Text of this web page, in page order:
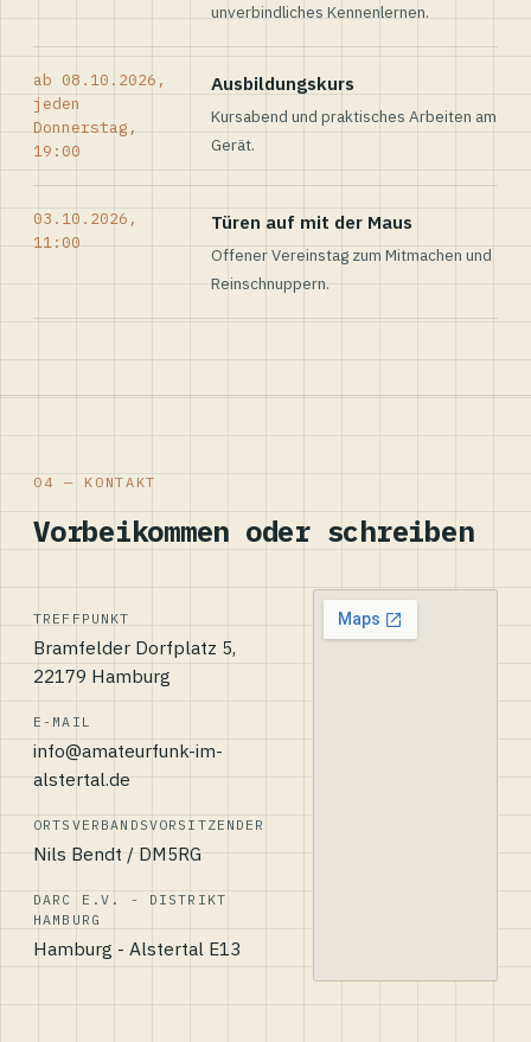
unverbindliches Kennenlernen.
ab 08.10.2026,
jeden
Donnerstag,
19:00
Ausbildungskurs
Kursabend und praktisches Arbeiten am
Gerät.
03.10.2026,
11:00
Türen auf mit der Maus
Offener Vereinstag zum Mitmachen und
Reinschnuppern.
04 — KONTAKT
Vorbeikommen oder schreiben
TREFFPUNKT
Bramfelder Dorfplatz 5,
22179 Hamburg
E-MAIL
info@amateurfunk-im-
alstertal.de
ORTSVERBANDSVORSITZENDER
Nils Bendt / DM5RG
DARC E.V. - DISTRIKT
HAMBURG
Hamburg - Alstertal E13